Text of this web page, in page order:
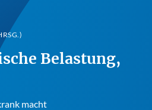
Belastung,
macht